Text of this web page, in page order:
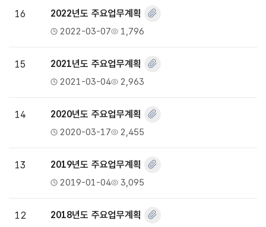
16 2022년도 주요업무계획
2022-03-07 1,796
15 2021년도 주요업무계획
2021-03-04 2,963
14 2020년도 주요업무계획
2020-03-17 2,455
13 2019년도 주요업무계획
2019-01-04 3,095
12 2018년도 주요업무계획